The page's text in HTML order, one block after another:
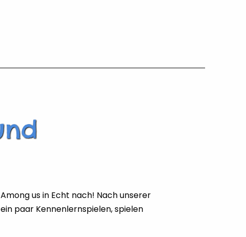
us in Echt nach! Nach unserer
paar Kennenlernspielen, spielen